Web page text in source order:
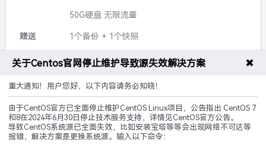
50G硬盘 无限流量
赠送 1个备份 + 1个快照
可升级 硬盘,带宽,流量等
说明 5G防御 黑洞3小时
CN2优化 建站优化 原生IP
¥240.00 起/ 月
关于Centos官网停止维护导致源失效解决方案 ✖
重大通知！用户您好，以下内容请务必知晓！
由于CentOS官方已全面停止维护CentOS Linux项目，公告指出 CentOS 7
和8在2024年6月30日停止技术服务支持，详情见CentOS官方公告。
导致CentOS系统源已全面失效，比如安装宝塔等等会出现网络不可达等
报错，解决方案是更换系统源。输入以下命令：